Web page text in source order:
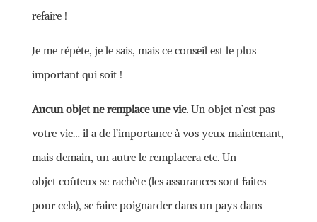
refaire !
Je me répète, je le sais, mais ce conseil est le plus
important qui soit !
Aucun objet ne remplace une vie. Un objet n’est pas
votre vie… il a de l’importance à vos yeux maintenant,
mais demain, un autre le remplacera etc. Un
objet coûteux se rachète (les assurances sont faites
pour cela), se faire poignarder dans un pays dans